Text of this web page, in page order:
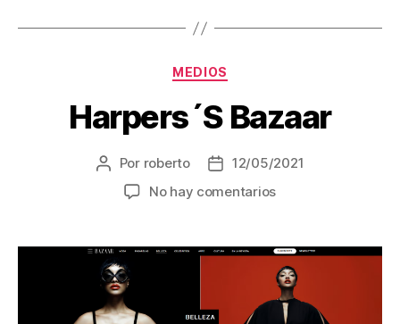
MEDIOS
Harpers´S Bazaar
Por roberto
12/05/2021
No hay comentarios